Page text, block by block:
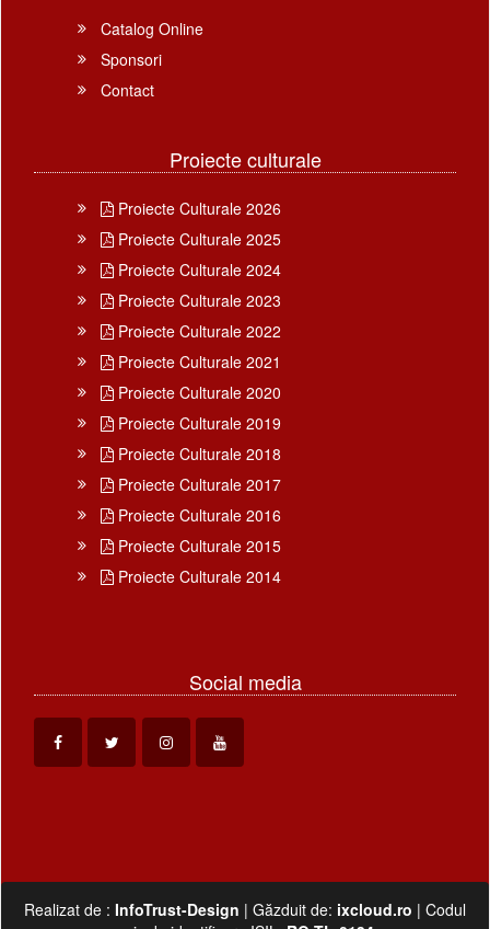
Catalog Online
Sponsori
Contact
Proiecte culturale
Proiecte Culturale 2026
Proiecte Culturale 2025
Proiecte Culturale 2024
Proiecte Culturale 2023
Proiecte Culturale 2022
Proiecte Culturale 2021
Proiecte Culturale 2020
Proiecte Culturale 2019
Proiecte Culturale 2018
Proiecte Culturale 2017
Proiecte Culturale 2016
Proiecte Culturale 2015
Proiecte Culturale 2014
Social media
Realizat de : InfoTrust-Design | Găzduit de: ixcloud.ro | Codul